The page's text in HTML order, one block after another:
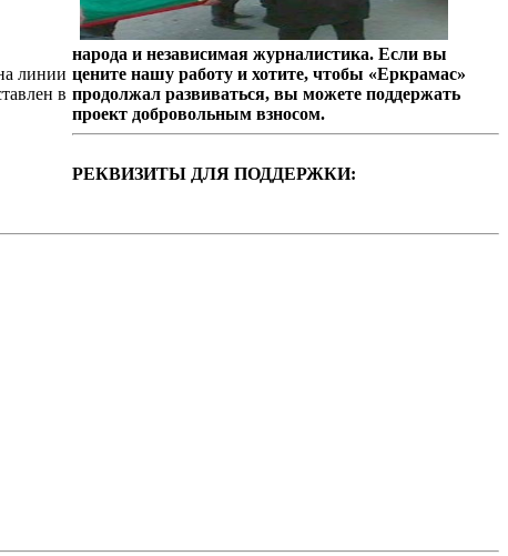
линии
в
народа и независимая журналистика. Если вы
цените нашу работу и хотите, чтобы «Еркрамас»
продолжал развиваться, вы можете поддержать
проект добровольным взносом.
РЕКВИЗИТЫ ДЛЯ ПОДДЕРЖКИ: